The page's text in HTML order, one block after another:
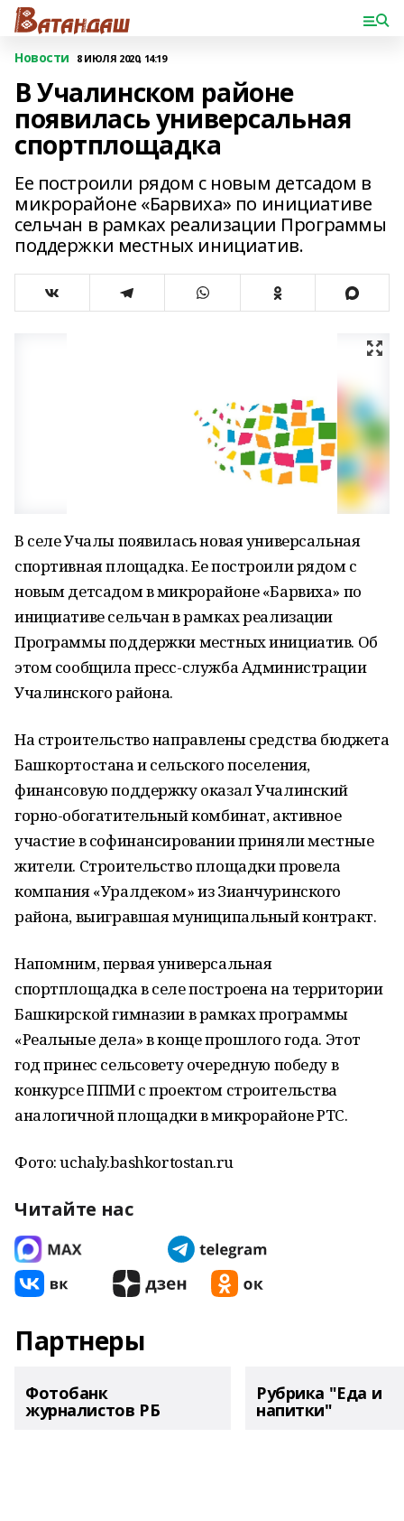
Новости 8 ИЮЛЯ 2020, 14:19
В Учалинском районе
появилась универсальная
спортплощадка
Ее построили рядом с новым детсадом в
микрорайоне «Барвиха» по инициативе
сельчан в рамках реализации Программы
поддержки местных инициатив.
В селе Учалы появилась новая универсальная
спортивная площадка. Ее построили рядом с
новым детсадом в микрорайоне «Барвиха» по
инициативе сельчан в рамках реализации
Программы поддержки местных инициатив. Об
этом сообщила пресс-служба Администрации
Учалинского района.
На строительство направлены средства бюджета
Башкортостана и сельского поселения,
финансовую поддержку оказал Учалинский
горно-обогатительный комбинат, активное
участие в софинансировании приняли местные
жители. Строительство площадки провела
компания «Уралдеком» из Зианчуринского
района, выигравшая муниципальный контракт.
Напомним, первая универсальная
спортплощадка в селе построена на территории
Башкирской гимназии в рамках программы
«Реальные дела» в конце прошлого года. Этот
год принес сельсовету очередную победу в
конкурсе ППМИ с проектом строительства
аналогичной площадки в микрорайоне РТС.
Фото: uchaly.bashkortostan.ru
Читайте нас
Партнеры
Фотобанк
журналистов РБ
Рубрика "Еда и
напитки"